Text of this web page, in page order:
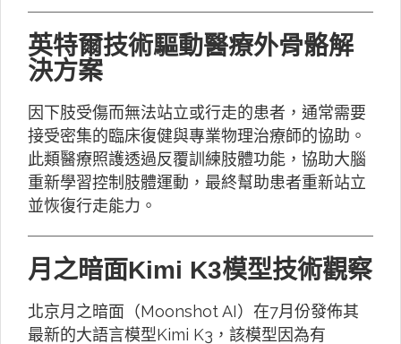
英特爾技術驅動醫療外骨骼解
決方案
因下肢受傷而無法站立或行走的患者，通常需要
接受密集的臨床復健與專業物理治療師的協助。
此類醫療照護透過反覆訓練肢體功能，協助大腦
重新學習控制肢體運動，最終幫助患者重新站立
並恢復行走能力。
月之暗面Kimi K3模型技術觀察
北京月之暗面（Moonshot AI）在7月份發佈其
最新的大語言模型Kimi K3，該模型因為有